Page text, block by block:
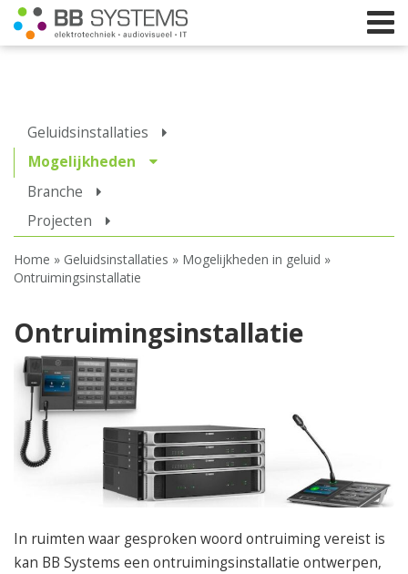
Geluid
Elektrotechniek
Webshop
050 – 54 91 662
Route
Geluidsinstallaties
Mogelijkheden
Branche
Projecten
Home » Geluidsinstallaties » Mogelijkheden in geluid »
Ontruimingsinstallatie
Ontruimingsinstallatie
In ruimten waar gesproken woord ontruiming vereist is
kan BB Systems een ontruimingsinstallatie ontwerpen,